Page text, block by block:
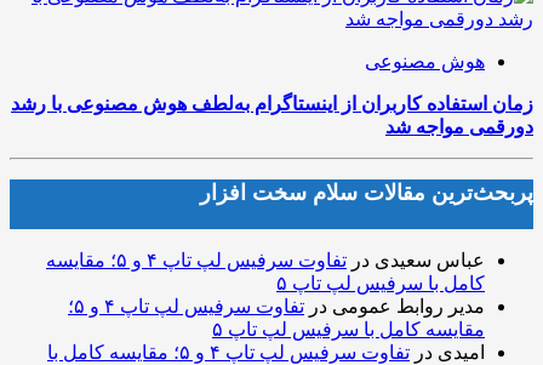
هوش مصنوعی
زمان استفاده کاربران از اینستاگرام به‌لطف هوش مصنوعی با رشد
دورقمی مواجه شد
پربحث‌ترین مقالات سلام سخت افزار
عباس سعیدی در
تفاوت سرفیس لپ تاپ ۴ و ۵؛ مقایسه
کامل با سرفیس لپ تاپ ۵
مدیر روابط عمومی در
تفاوت سرفیس لپ تاپ ۴ و ۵؛
مقایسه کامل با سرفیس لپ تاپ ۵
امیدی در تفاوت سرفیس لپ تاپ ۴ و ۵؛ مقایسه کامل با